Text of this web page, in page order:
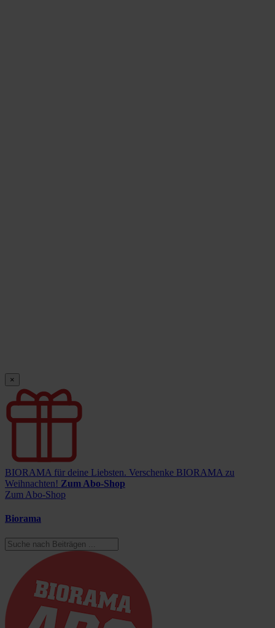
×
BIORAMA für deine Liebsten. Verschenke BIORAMA zu
Weihnachten! Zum Abo-Shop
Zum Abo-Shop
Biorama